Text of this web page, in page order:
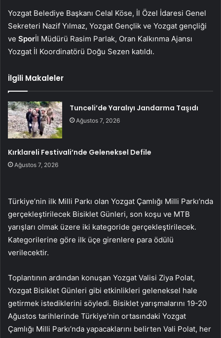
Yozgat Belediye Başkanı Celal Köse, İl Özel İdaresi Genel
Sekreteri Nazif Yılmaz, Yozgat Gençlik ve Yozgat gençliği
ve Sporİl Müdürü Rasim Parlak, Oran Kalkınma Ajansı
Yozgat İl Koordinatörü Doğu Sezen katıldı.
İlgili Makaleler
Tunceli’de Yaralıyı Jandarma Taşıdı
Ağustos 7, 2026
Kırklareli Festivali’nde Geleneksel Defile
Ağustos 7, 2026
Türkiye’nin ilk Milli Parkı olan Yozgat Çamlığı Milli Parkı’nda
gerçekleştirilecek Bisiklet Günleri, son koşu ve MTB
yarışları olmak üzere iki kategoride gerçekleştirilecek.
Kategorilerine göre ilk üçe girenlere para ödülü
verilecektir.
Toplantının ardından konuşan Yozgat Valisi Ziya Polat,
Yozgat Bisiklet Günleri gibi etkinlikleri geleneksel hale
getirmek istediklerini söyledi. Bisiklet yarışmalarını 19-20
Ağustos tarihlerinde Türkiye’nin ortasındaki Yozgat
Çamlığı Milli Parkı’nda yapacaklarını belirten Vali Polat, her